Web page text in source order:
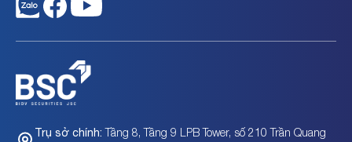
Trụ sở chính: Tầng 8, Tầng 9 LPB Tower, số 210 Trần Quang